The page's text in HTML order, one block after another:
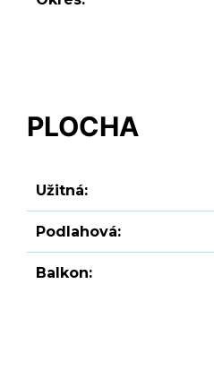
PLOCHA
Užitná:
Podlahová:
Balkon: